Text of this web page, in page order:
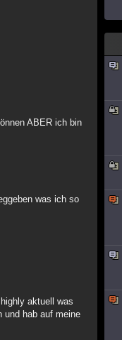
ABER ich bin
was ich so
aktuell was
und hab auf meine